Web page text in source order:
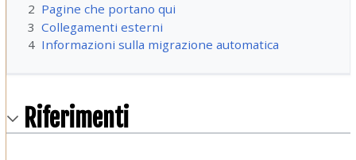
2 Pagine che portano qui
3 Collegamenti esterni
4 Informazioni sulla migrazione automatica
Riferimenti